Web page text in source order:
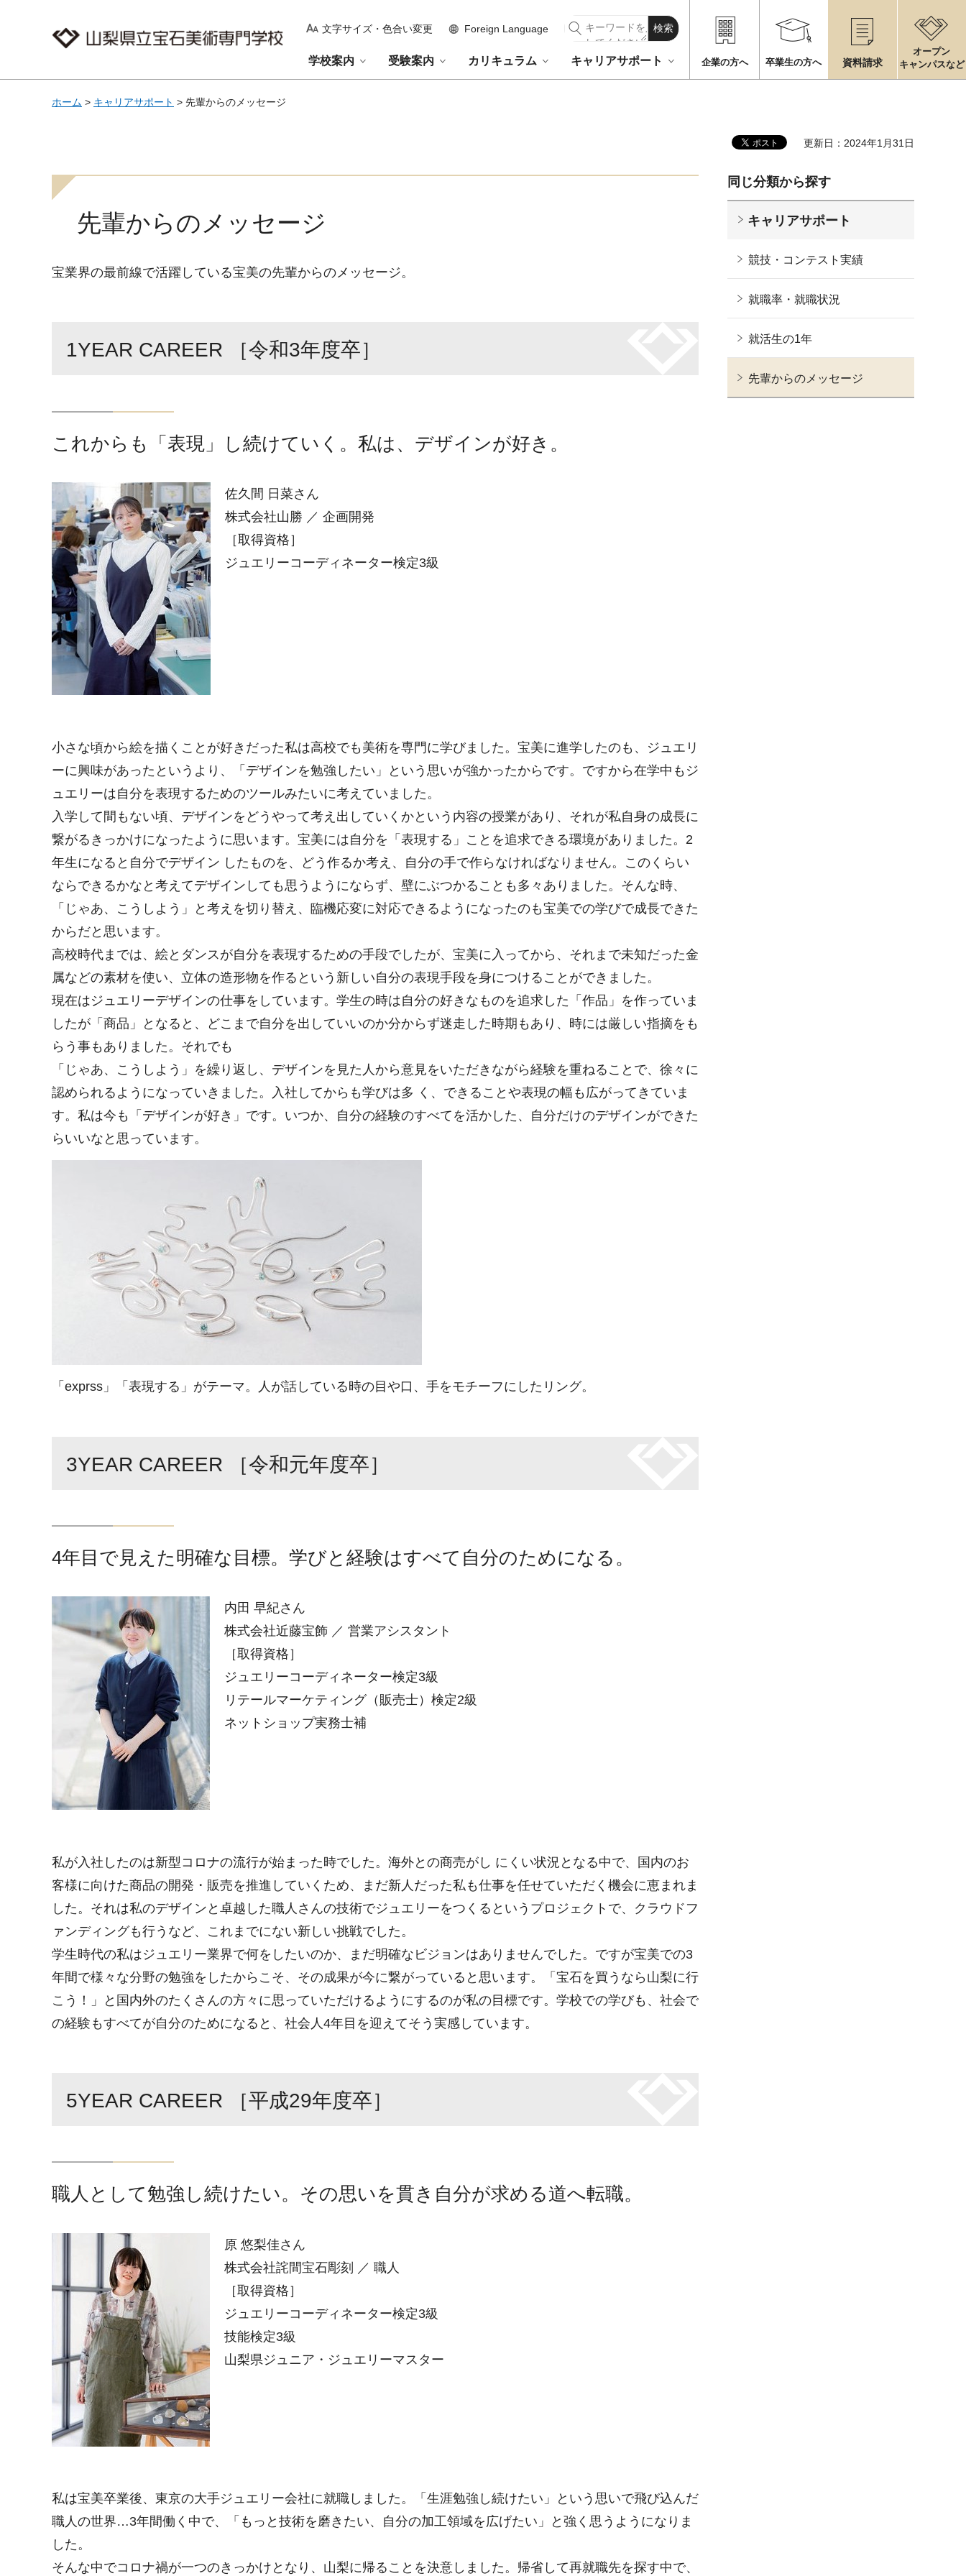
山梨県立宝石美術専門学校
文字サイズ・色合い変更 Foreign Language 検索
学校案内 受験案内 カリキュラム キャリアサポート 企業の方へ 卒業生の方へ 資料請求
オープン
キャンパスなど
ホーム > キャリアサポート > 先輩からのメッセージ
更新日：2024年1月31日
先輩からのメッセージ
宝業界の最前線で活躍している宝美の先輩からのメッセージ。
1YEAR CAREER ［令和3年度卒］
これからも「表現」し続けていく。私は、デザインが好き。
佐久間 日菜さん
株式会社山勝 ／ 企画開発
［取得資格］
ジュエリーコーディネーター検定3級
小さな頃から絵を描くことが好きだった私は高校でも美術を専門に学びました。宝美に進学したのも、ジュエリ
ーに興味があったというより、「デザインを勉強したい」という思いが強かったからです。ですから在学中もジ
ュエリーは自分を表現するためのツールみたいに考えていました。
入学して間もない頃、デザインをどうやって考え出していくかという内容の授業があり、それが私自身の成長に
繋がるきっかけになったように思います。宝美には自分を「表現する」ことを追求できる環境がありました。2
年生になると自分でデザイン したものを、どう作るか考え、自分の手で作らなければなりません。このくらい
ならできるかなと考えてデザインしても思うようにならず、壁にぶつかることも多々ありました。そんな時、
「じゃあ、こうしよう」と考えを切り替え、臨機応変に対応できるようになったのも宝美での学びで成長できた
からだと思います。
高校時代までは、絵とダンスが自分を表現するための手段でしたが、宝美に入ってから、それまで未知だった金
属などの素材を使い、立体の造形物を作るという新しい自分の表現手段を身につけることができました。
現在はジュエリーデザインの仕事をしています。学生の時は自分の好きなものを追求した「作品」を作っていま
したが「商品」となると、どこまで自分を出していいのか分からず迷走した時期もあり、時には厳しい指摘をも
らう事もありました。それでも
「じゃあ、こうしよう」を繰り返し、デザインを見た人から意見をいただきながら経験を重ねることで、徐々に
認められるようになっていきました。入社してからも学びは多 く、できることや表現の幅も広がってきていま
す。私は今も「デザインが好き」です。いつか、自分の経験のすべてを活かした、自分だけのデザインができた
らいいなと思っています。
「exprss」「表現する」がテーマ。人が話している時の目や口、手をモチーフにしたリング。
3YEAR CAREER ［令和元年度卒］
4年目で見えた明確な目標。学びと経験はすべて自分のためになる。
内田 早紀さん
株式会社近藤宝飾 ／ 営業アシスタント
［取得資格］
ジュエリーコーディネーター検定3級
リテールマーケティング（販売士）検定2級
ネットショップ実務士補
私が入社したのは新型コロナの流行が始まった時でした。海外との商売がし にくい状況となる中で、国内のお
客様に向けた商品の開発・販売を推進していくため、まだ新人だった私も仕事を任せていただく機会に恵まれま
した。それは私のデザインと卓越した職人さんの技術でジュエリーをつくるというプロジェクトで、クラウドフ
ァンディングも行うなど、これまでにない新しい挑戦でした。
学生時代の私はジュエリー業界で何をしたいのか、まだ明確なビジョンはありませんでした。ですが宝美での3
年間で様々な分野の勉強をしたからこそ、その成果が今に繋がっていると思います。「宝石を買うなら山梨に行
こう！」と国内外のたくさんの方々に思っていただけるようにするのが私の目標です。学校での学びも、社会で
の経験もすべてが自分のためになると、社会人4年目を迎えてそう実感しています。
5YEAR CAREER ［平成29年度卒］
職人として勉強し続けたい。その思いを貫き自分が求める道へ転職。
原 悠梨佳さん
株式会社詫間宝石彫刻 ／ 職人
［取得資格］
ジュエリーコーディネーター検定3級
技能検定3級
山梨県ジュニア・ジュエリーマスター
私は宝美卒業後、東京の大手ジュエリー会社に就職しました。「生涯勉強し続けたい」という思いで飛び込んだ
職人の世界…3年間働く中で、「もっと技術を磨きたい、自分の加工領域を広げたい」と強く思うようになりま
した。
そんな中でコロナ禍が一つのきっかけとなり、山梨に帰ることを決意しました。帰省して再就職先を探す中で、
同じ分類から探す
キャリアサポート
競技・コンテスト実績
就職率・就職状況
就活生の1年
先輩からのメッセージ